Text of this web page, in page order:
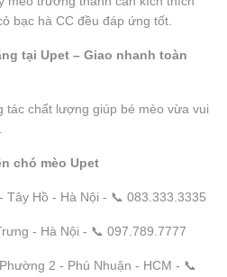
bạc hà CC đều đáp ứng tốt.
tại Upet – Giao nhanh toàn
tác chất lượng giúp bé mèo vừa vui
chó mèo Upet
Tây Hồ - Hà Nội - 📞 083.333.3335
- Hà Nội - 📞 097.789.7777
2 - Phú Nhuận - HCM - 📞